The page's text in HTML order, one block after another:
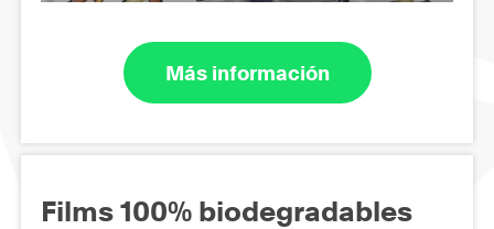
Más información
Films 100% biodegradables